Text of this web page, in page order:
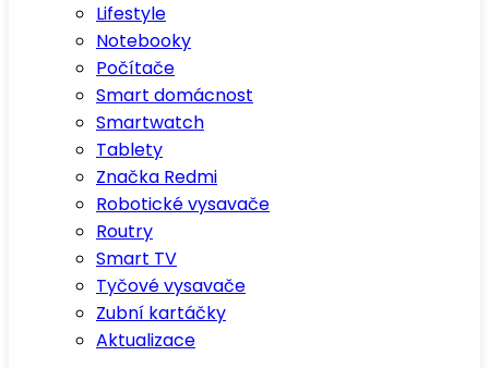
Lifestyle
Notebooky
Počítače
Smart domácnost
Smartwatch
Tablety
Značka Redmi
Robotické vysavače
Routry
Smart TV
Tyčové vysavače
Zubní kartáčky
Aktualizace